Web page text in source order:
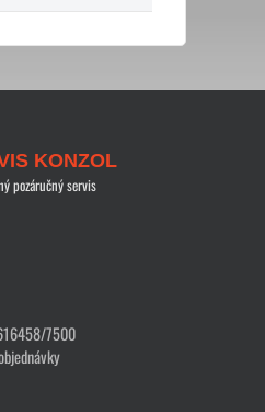
KONZOL
pozáručný servis
7500